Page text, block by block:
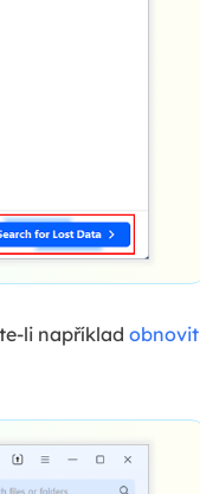
li například obnovit